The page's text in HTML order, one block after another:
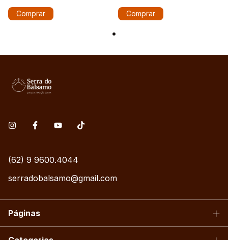
Comprar Comprar
(62) 9 9600.4044
serradobalsamo@gmail.com
Páginas